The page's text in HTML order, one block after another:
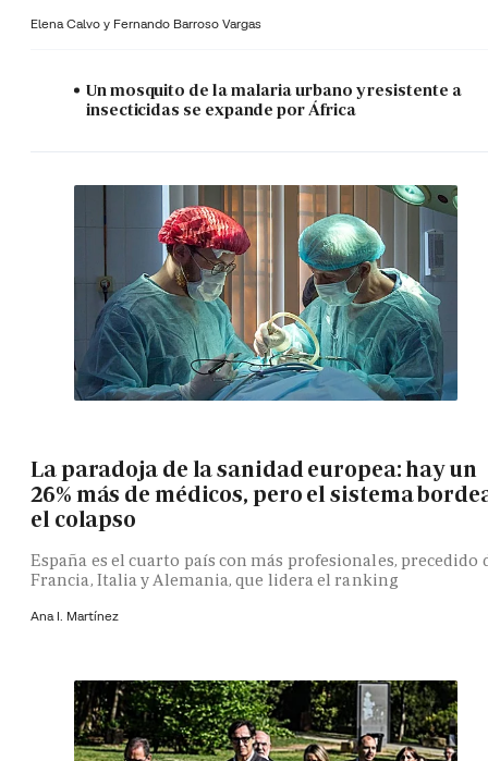
Elena Calvo y Fernando Barroso Vargas
Un mosquito de la malaria urbano y resistente a
insecticidas se expande por África
La paradoja de la sanidad europea: hay un
26% más de médicos, pero el sistema
el colapso
España es el cuarto país con más profesionales, precedido
Francia, Italia y Alemania, que lidera el ranking
Ana I. Martínez